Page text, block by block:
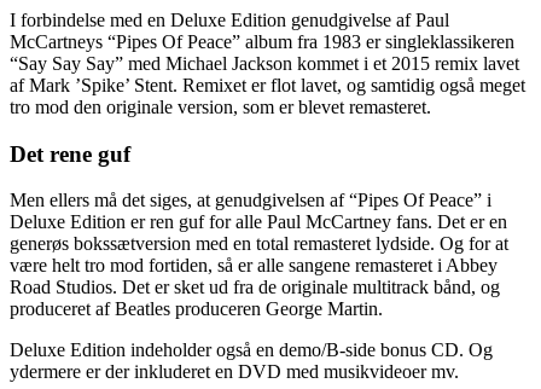
I forbindelse med en Deluxe Edition genudgivelse af Paul
McCartneys “Pipes Of Peace” album fra 1983 er singleklassikeren
“Say Say Say” med Michael Jackson kommet i et 2015 remix lavet
af Mark ’Spike’ Stent. Remixet er flot lavet, og samtidig også meget
tro mod den originale version, som er blevet remasteret.
Det rene guf
Men ellers må det siges, at genudgivelsen af “Pipes Of Peace” i
Deluxe Edition er ren guf for alle Paul McCartney fans. Det er en
generøs bokssætversion med en total remasteret lydside. Og for at
være helt tro mod fortiden, så er alle sangene remasteret i Abbey
Road Studios. Det er sket ud fra de originale multitrack bånd, og
produceret af Beatles produceren George Martin.
Deluxe Edition indeholder også en demo/B-side bonus CD. Og
ydermere er der inkluderet en DVD med musikvideoer mv.